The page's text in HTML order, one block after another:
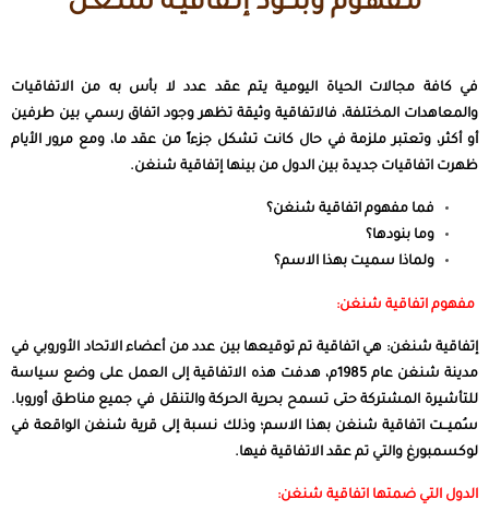
في كافة مجالات الحياة اليومية يتم عقد عدد لا بأس به من الاتفاقيات
والمعاهدات المختلفة، فالاتفاقية وثيقة تظهر وجود اتفاق رسمي بين طرفين
أو أكثر، وتعتبر ملزمة في حال كانت تشكل جزءاً من عقد ما، ومع مرور الأيام
ظهرت اتفاقيات جديدة بين الدول من بينها إتفاقية شنغن.
فما مفهوم اتفاقية شنغن؟
وما بنودها؟
ولماذا سميت بهذا الاسم؟
مفهوم اتفاقية شنغن:
إتفاقية شنغن: هي اتفاقية تم توقيعها بين عدد من أعضاء الاتحاد الأوروبي في
مدينة شنغن
عام 1985م، هدفت هذه الاتفاقية إلى العمل على وضع سياسة
للتأشيرة المشتركة حتى تسمح بحرية الحركة والتنقل في جميع مناطق أوروبا.
سُميــت اتفاقية شنغن بهذا الاسم؛ وذلك نسبة إلى قرية شنغن الواقعة في
لوكسمبورغ والتي تم عقد الاتفاقية فيها.
الدول التي ضمتها اتفاقية شنغن: